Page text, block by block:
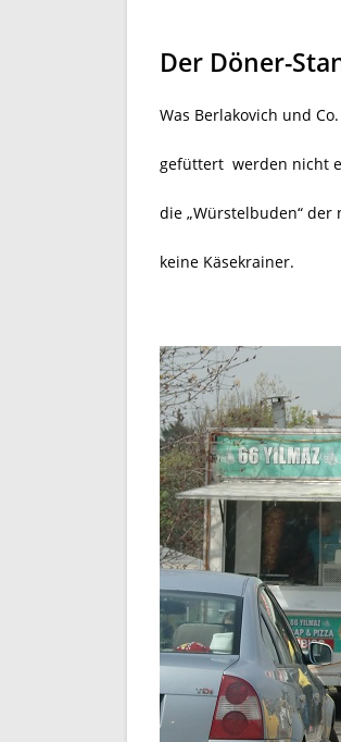
Der Döner-
Was Berlakovich und
gefüttert werden nicht
die „Würstelbuden“
keine Käsekrainer.